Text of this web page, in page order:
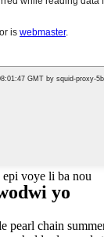
voye li ba nou
yo